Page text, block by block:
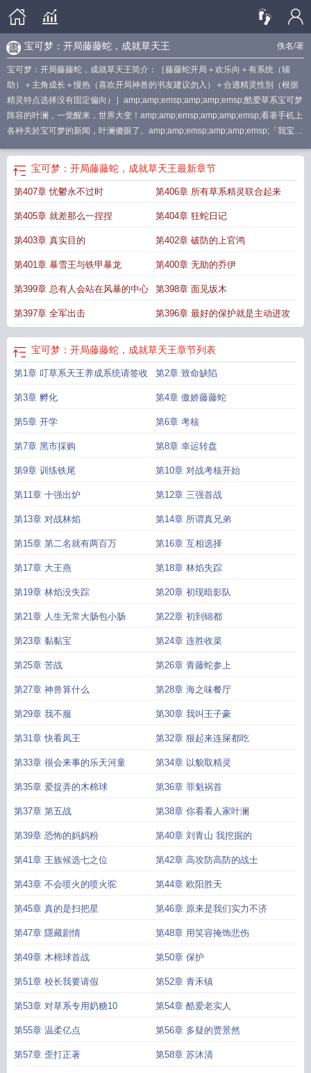
佚名/著
宝可梦：开局藤藤蛇，成就草天王
宝可梦：开局藤藤蛇，成就草天王简介：［藤藤蛇开局＋欢乐向＋有系统（辅
助）＋主角成长＋慢热（喜欢开局神兽的书友建议勿入）＋合適精灵性別（根据
精灵特点选择没有固定偏向）］amp;amp;emsp;amp;amp;emsp;酷爱草系宝可梦
阵容的叶澜，一觉醒来，世界大变！amp;amp;emsp;amp;amp;emsp;看著手机上
各种关於宝可梦的新闻，叶澜傻眼了。amp;amp;emsp;amp;amp;emsp;「我宝可
宝可梦开局藤藤蛇成就草天王 神奇宝贝主角有藤藤蛇的
宝贝开局藤藤蛇
宝可梦：开局藤藤蛇，成就草天王最新章节
第407章 忧鬱永不过时 第406章 所有草系精灵联合起来
第405章 就差那么一捏捏 第404章 狂蛇日记
第403章 真实目的 第402章 破防的上官鸿
第401章 暴雪王与铁甲暴龙 第400章 无助的乔伊
第399章 总有人会站在风暴的中心 第398章 面见坂木
第397章 全军出击 第396章 最好的保护就是主动进攻
宝可梦：开局藤藤蛇，成就草天王章节列表
第1章 叮草系天王养成系统请签收 第2章 致命缺陷
第3章 孵化 第4章 傲娇藤藤蛇
第5章 开学 第6章 考核
第7章 黑市採购 第8章 幸运转盘
第9章 训练铁尾 第10章 对战考核开始
第11章 十强出炉 第12章 三强首战
第13章 对战林焰 第14章 所谓真兄弟
第15章 第二名就有两百万 第16章 互相选择
第17章 大王燕 第18章 林焰失踪
第19章 林焰没失踪 第20章 初现暗影队
第21章 人生无常大肠包小肠 第22章 初到锦都
第23章 黏黏宝 第24章 连胜收菜
第25章 苦战 第26章 青藤蛇参上
第27章 神兽算什么 第28章 海之味餐厅
第29章 我不服 第30章 我叫王子豪
第31章 快看凤王 第32章 狠起来连屎都吃
第33章 很会来事的乐天河童 第34章 以貌取精灵
第35章 爱捉弄的木棉球 第36章 罪魁祸首
第37章 第五战 第38章 你看看人家叶澜
第39章 恐怖的妈妈粉 第40章 刘青山 我挖掘的
第41章 王族候选七之位 第42章 高攻防高防的战士
第43章 不会喷火的喷火驼 第44章 欧阳胜天
第45章 真的是扫把星 第46章 原来是我们实力不济
第47章 隱藏剧情 第48章 用笑容掩饰悲伤
第49章 木棉球首战 第50章 保护
第51章 校长我要请假 第52章 青禾镇
第53章 对草系专用奶糖10 第54章 酷爱老实人
第55章 温柔亿点 第56章 多疑的贾景然
第57章 歪打正著 第58章 苏沐清